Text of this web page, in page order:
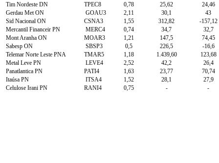
Tim Nordeste DN
TPEC8 0,78 25,62
24,46
Gerdau Met ON
GOAU3 2,11 30,1
43
Sid Nacional ON
CSNA3 1,55 312,82
-157,12
Mercantil Financeir PN
MERC4 0,74 34,7
32,7
Mont Aranha ON
MOAR3 1,21 147,5
74,45
Sabesp ON
SBSP3 0,5 226,5
-16,6
Telemar Norte Leste PNA
TMAR5 1,18 1.439,60
123,68
Metal Leve PN
LEVE4 2,52 42,2
26,4
Panatlantica PN
PATI4 1,63 23,77
70,74
Itaúsa PN
ITSA4 1,52 28,1
27,9
Celulose Irani PN
RANI4 0,75 - -